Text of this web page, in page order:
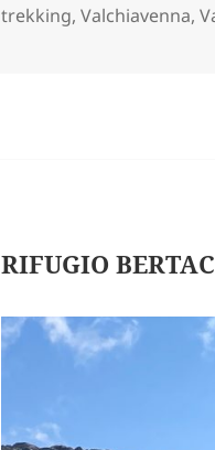
trekking,Valchiavenna,
RIFUGIO